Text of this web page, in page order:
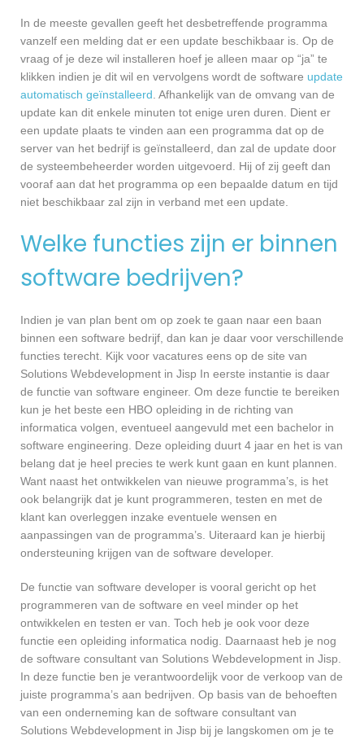
In de meeste gevallen geeft het desbetreffende programma
vanzelf een melding dat er een update beschikbaar is. Op de
vraag of je deze wil installeren hoef je alleen maar op “ja” te
klikken indien je dit wil en vervolgens wordt de software update
automatisch geïnstalleerd. Afhankelijk van de omvang van de
update kan dit enkele minuten tot enige uren duren. Dient er
een update plaats te vinden aan een programma dat op de
server van het bedrijf is geïnstalleerd, dan zal de update door
de systeembeheerder worden uitgevoerd. Hij of zij geeft dan
vooraf aan dat het programma op een bepaalde datum en tijd
niet beschikbaar zal zijn in verband met een update.
Welke functies zijn er binnen
software bedrijven?
Indien je van plan bent om op zoek te gaan naar een baan
binnen een software bedrijf, dan kan je daar voor verschillende
functies terecht. Kijk voor vacatures eens op de site van
Solutions Webdevelopment in Jisp In eerste instantie is daar
de functie van software engineer. Om deze functie te bereiken
kun je het beste een HBO opleiding in de richting van
informatica volgen, eventueel aangevuld met een bachelor in
software engineering. Deze opleiding duurt 4 jaar en het is van
belang dat je heel precies te werk kunt gaan en kunt plannen.
Want naast het ontwikkelen van nieuwe programma’s, is het
ook belangrijk dat je kunt programmeren, testen en met de
klant kan overleggen inzake eventuele wensen en
aanpassingen van de programma’s. Uiteraard kan je hierbij
ondersteuning krijgen van de software developer.
De functie van software developer is vooral gericht op het
programmeren van de software en veel minder op het
ontwikkelen en testen er van. Toch heb je ook voor deze
functie een opleiding informatica nodig. Daarnaast heb je nog
de software consultant van Solutions Webdevelopment in Jisp.
In deze functie ben je verantwoordelijk voor de verkoop van de
juiste programma’s aan bedrijven. Op basis van de behoeften
van een onderneming kan de software consultant van
Solutions Webdevelopment in Jisp bij je langskomen om je te